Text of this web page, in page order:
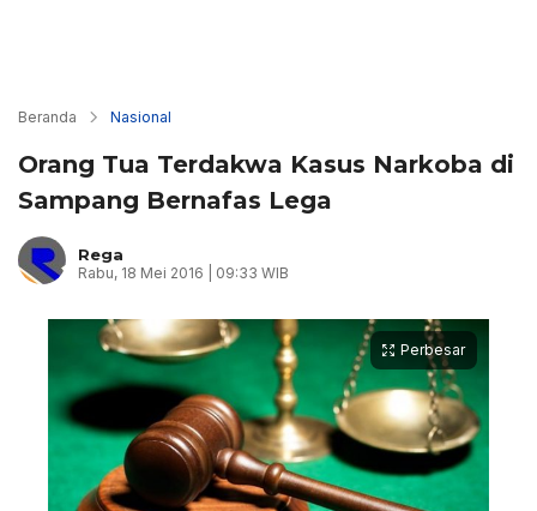
Beranda Nasional
Orang Tua Terdakwa Kasus Narkoba di
Sampang Bernafas Lega
Rega
Rabu, 18 Mei 2016 | 09:33 WIB
Perbesar